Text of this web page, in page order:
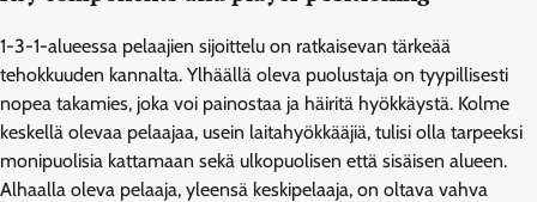
1-3-1-alueessa pelaajien sijoittelu on ratkaisevan tärkeää
tehokkuuden kannalta. Ylhäällä oleva puolustaja on tyypillisesti
nopea takamies, joka voi painostaa ja häiritä hyökkäystä. Kolme
keskellä olevaa pelaajaa, usein laitahyökkääjiä, tulisi olla tarpeeksi
monipuolisia kattamaan sekä ulkopuolisen että sisäisen alueen.
Alhaalla oleva pelaaja, yleensä keskipelaaja, on oltava vahva